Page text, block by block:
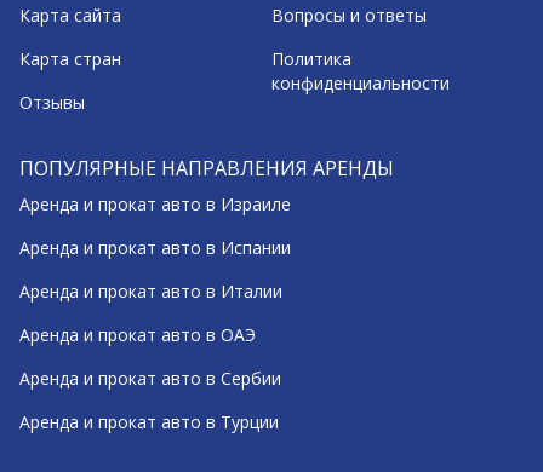
Карта сайта
Карта стран
Отзывы
Вопросы и ответы
Политика
конфиденциальности
ПОПУЛЯРНЫЕ НАПРАВЛЕНИЯ АРЕНДЫ
Аренда и прокат авто в Израиле
Аренда и прокат авто в Испании
Аренда и прокат авто в Италии
Аренда и прокат авто в ОАЭ
Аренда и прокат авто в Сербии
Аренда и прокат авто в Турции